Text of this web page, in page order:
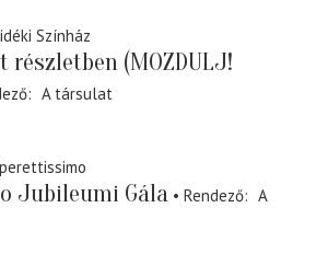
Színház
részletben (MOZDULJ!
A társulat
Jubileumi Gála Rendező
A